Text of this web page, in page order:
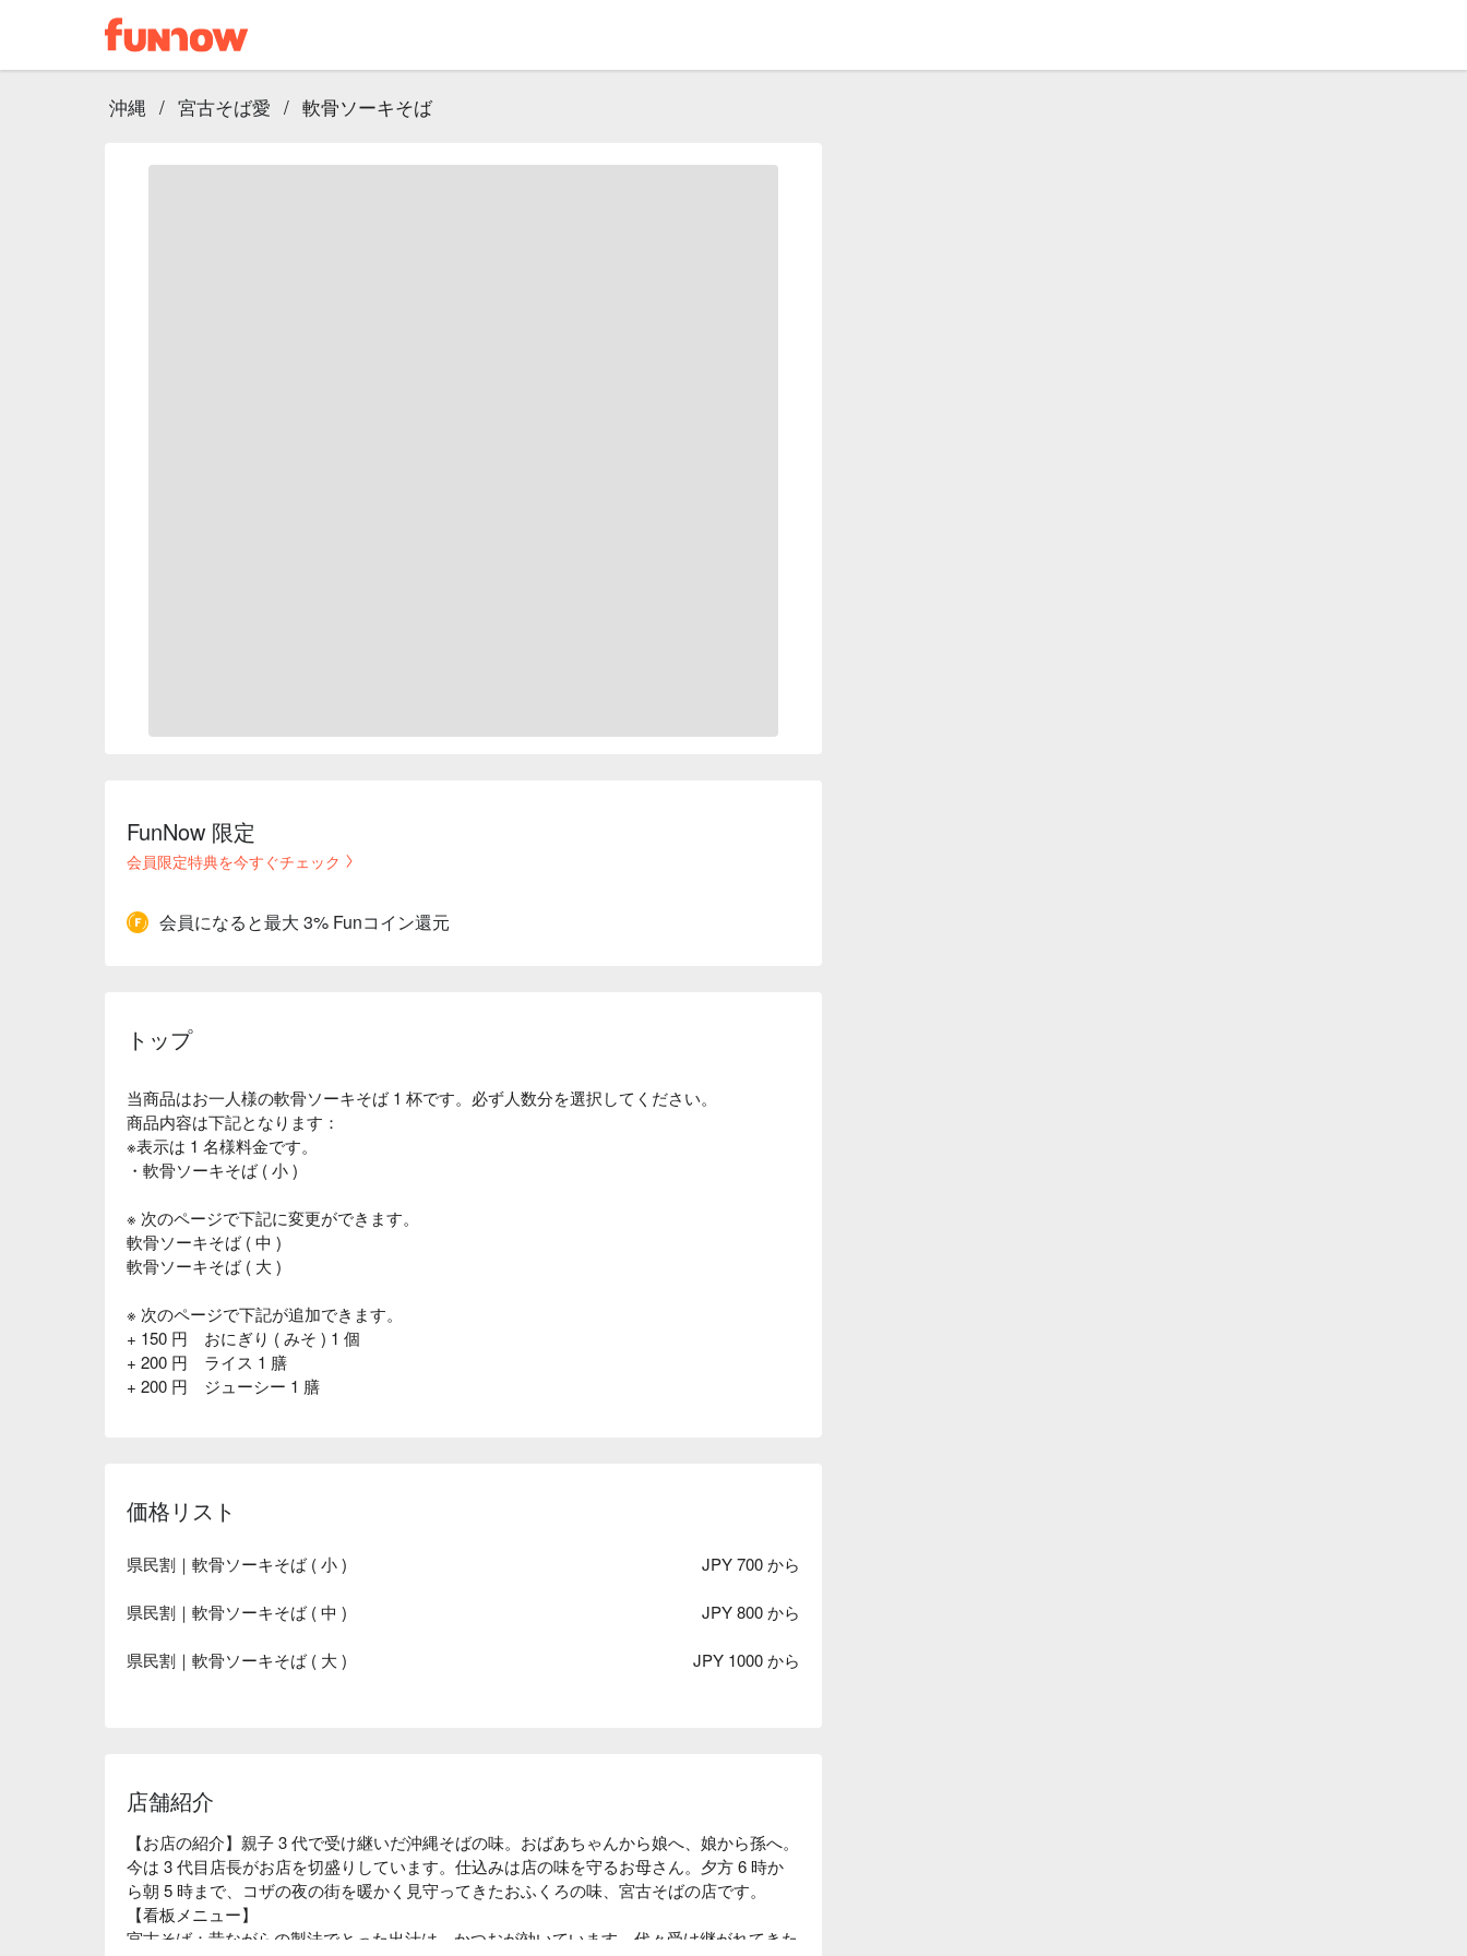
沖縄 / 宮古そば愛 / 軟骨ソーキそば
FunNow 限定
会員限定特典を今すぐチェック
会員になると最大 3% Funコイン還元
トップ
当商品はお一人様の軟骨ソーキそば 1 杯です。必ず人数分を選択してください。
商品内容は下記となります：
※表示は 1 名様料金です。
・軟骨ソーキそば ( 小 )
※ 次のページで下記に変更ができます。
軟骨ソーキそば ( 中 )
軟骨ソーキそば ( 大 )
※ 次のページで下記が追加できます。
+ 150 円 おにぎり ( みそ ) 1 個
+ 200 円 ライス 1 膳
+ 200 円 ジューシー 1 膳
価格リスト
県民割｜軟骨ソーキそば ( 小 ) JPY 700 から
県民割｜軟骨ソーキそば ( 中 ) JPY 800 から
県民割｜軟骨ソーキそば ( 大 ) JPY 1000 から
店舗紹介
【お店の紹介】親子 3 代で受け継いだ沖縄そばの味。おばあちゃんから娘へ、娘から孫へ。
今は 3 代目店長がお店を切盛りしています。仕込みは店の味を守るお母さん。夕方 6 時か
ら朝 5 時まで、コザの夜の街を暖かく見守ってきたおふくろの味、宮古そばの店です。
【看板メニュー】
宮古そば：昔ながらの製法でとった出汁は、かつおが効いています。代々受け継がれてきた